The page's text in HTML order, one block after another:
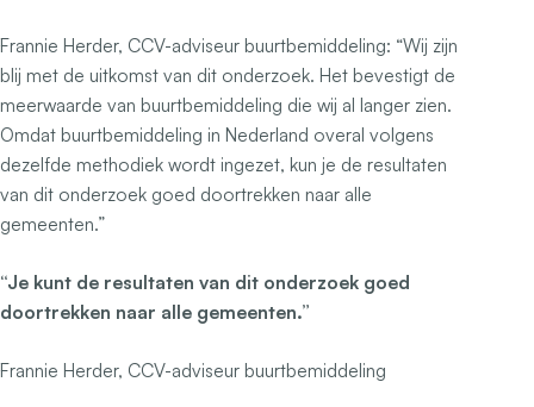
Frannie Herder, CCV-adviseur buurtbemiddeling: “Wij zijn
blij met de uitkomst van dit onderzoek. Het bevestigt de
meerwaarde van buurtbemiddeling die wij al langer zien.
Omdat buurtbemiddeling in Nederland overal volgens
dezelfde methodiek wordt ingezet, kun je de resultaten
van dit onderzoek goed doortrekken naar alle
gemeenten.”
“Je kunt de resultaten van dit onderzoek goed
doortrekken naar alle gemeenten.”
Frannie Herder, CCV-adviseur buurtbemiddeling